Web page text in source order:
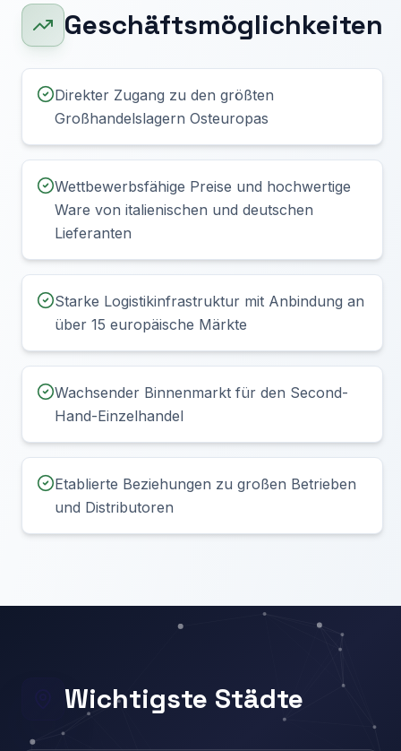
Geschäftsmöglichkeiten
Direkter Zugang zu den größten
Großhandelslagern Osteuropas
Wettbewerbsfähige Preise und hochwertige
Ware von italienischen und deutschen
Lieferanten
Starke Logistikinfrastruktur mit Anbindung an
über 15 europäische Märkte
Wachsender Binnenmarkt für den Second-
Hand-Einzelhandel
Etablierte Beziehungen zu großen Betrieben
und Distributoren
Wichtigste Städte